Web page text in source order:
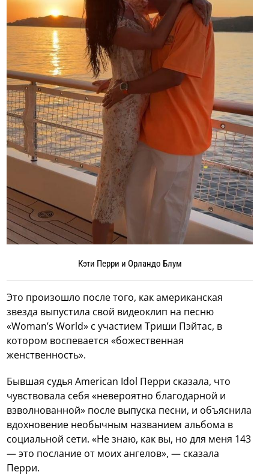
Кэти Перри и Орландо Блум
Это произошло после того, как американская
звезда выпустила свой видеоклип на песню
«Woman’s World» с участием Триши Пэйтас, в
котором воспевается «божественная
женственность».
Бывшая судья American Idol Перри сказала, что
чувствовала себя «невероятно благодарной и
взволнованной» после выпуска песни, и объяснила
вдохновение необычным названием альбома в
социальной сети. «Не знаю, как вы, но для меня 143
— это послание от моих ангелов», — сказала
Перри.